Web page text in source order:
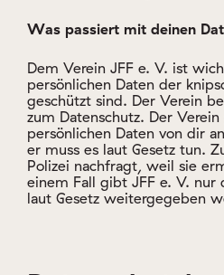
Was passiert mit deinen
Dem Verein JFF e. V. ist
persönlichen Daten der
geschützt sind. Der Verein beachtet
zum Datenschutz. Der
persönlichen Daten von dir an
er muss es laut Gesetz tun. Zum
Polizei nachfragt, weil sie
einem Fall gibt JFF e. V. nur die
laut Gesetz weitergegeben